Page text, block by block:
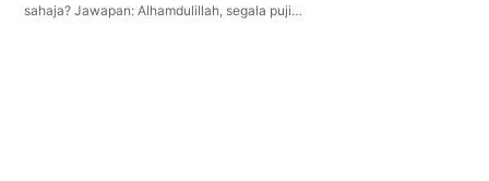
sahaja? Jawapan: Alhamdulillah, segala puji…